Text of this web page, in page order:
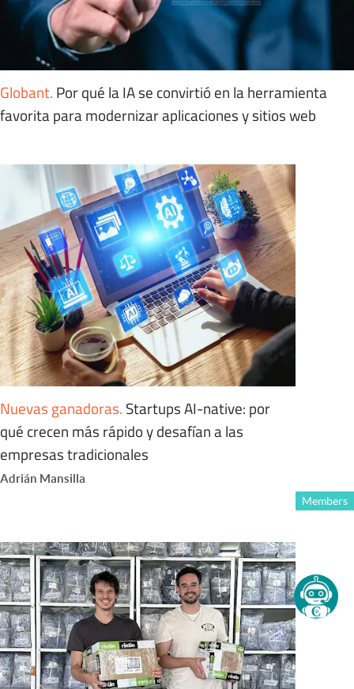
Globant. Por qué la IA se convirtió en la herramienta
favorita para modernizar aplicaciones y sitios web
Nuevas ganadoras. Startups AI-native: por
qué crecen más rápido y desafían a las
empresas tradicionales
Adrián Mansilla
Members